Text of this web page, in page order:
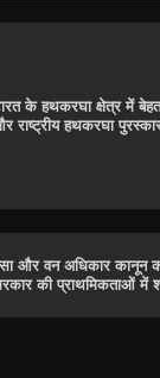
के हथकरघा क्षेत्र में
राष्ट्रीय हथकरघा
और वन अधिकार कानून
की प्राथमिकताओं में